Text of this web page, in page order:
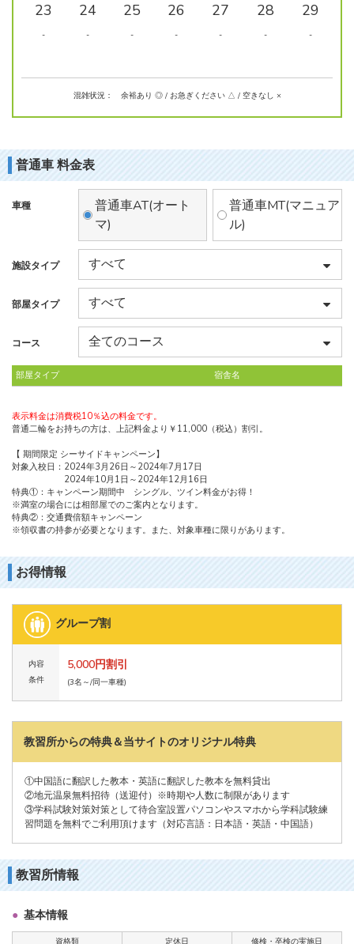
23
-
24
-
25
-
26
-
27
-
28
-
29
-
混雑状況： 余裕あり ◎ / お急ぎください △ / 空きなし ×
普通車 料金表
車種
普通車AT(オート
マ)
普通車MT(マニュア
ル)
施設タイプ
部屋タイプ
コース
部屋タイプ 宿舎名
表示料金は消費税10％込の料金です。
普通二輪をお持ちの方は、上記料金より￥11,000（税込）割引。
【 期間限定 シーサイドキャンペーン】
対象入校日：2024年3月26日～2024年7月17日
2024年10月1日～2024年12月16日
特典①：キャンペーン期間中 シングル、ツイン料金がお得！
※満室の場合には相部屋でのご案内となります。
特典②：交通費倍額キャンペーン
※領収書の持参が必要となります。また、対象車種に限りがあります。
お得情報
グループ割
内容
条件
5,000円割引
(3名～/同一車種)
教習所からの特典＆当サイトのオリジナル特典
①中国語に翻訳した教本・英語に翻訳した教本を無料貸出
②地元温泉無料招待（送迎付）※時期や人数に制限があります
③学科試験対策対策として待合室設置パソコンやスマホから学科試験練
習問題を無料でご利用頂けます（対応言語：日本語・英語・中国語）
教習所情報
基本情報
資格類 定休日 修検・卒検の実施日